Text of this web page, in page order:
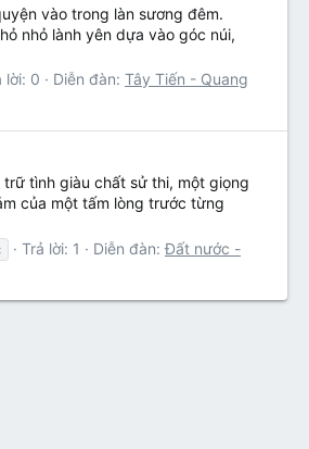
vào trong làn sương đêm.
nhỏ lành yên dựa vào góc núi,
lời: 0 Diễn đàn: Tây Tiến - Quang
tình giàu chất sử thi, một giọng
của một tấm lòng trước từng
Trả lời: 1 Diễn đàn:Đất nước -